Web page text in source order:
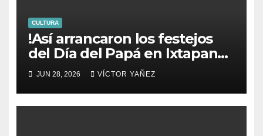
CULTURA
!Así arrancaron los festejos
del Día del Papá en Ixtapan
de la Sal!
JUN 28, 2026 VÍCTOR YAÑEZ